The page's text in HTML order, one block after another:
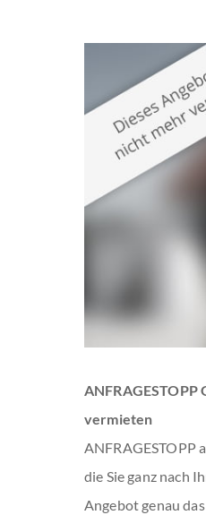
vermieten
ANFRAGESTOPP
die Sie ganz nach
Angebot genau